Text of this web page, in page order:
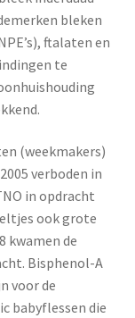
bleken
ftalaten en
te
(weekmakers)
verboden in
in opdracht
ook grote
kwamen de
Bisphenol-A
voor de
babyflessen die